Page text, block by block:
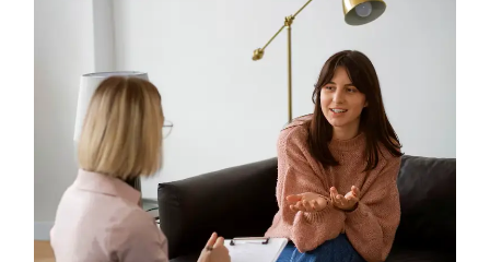
Atendimento Online